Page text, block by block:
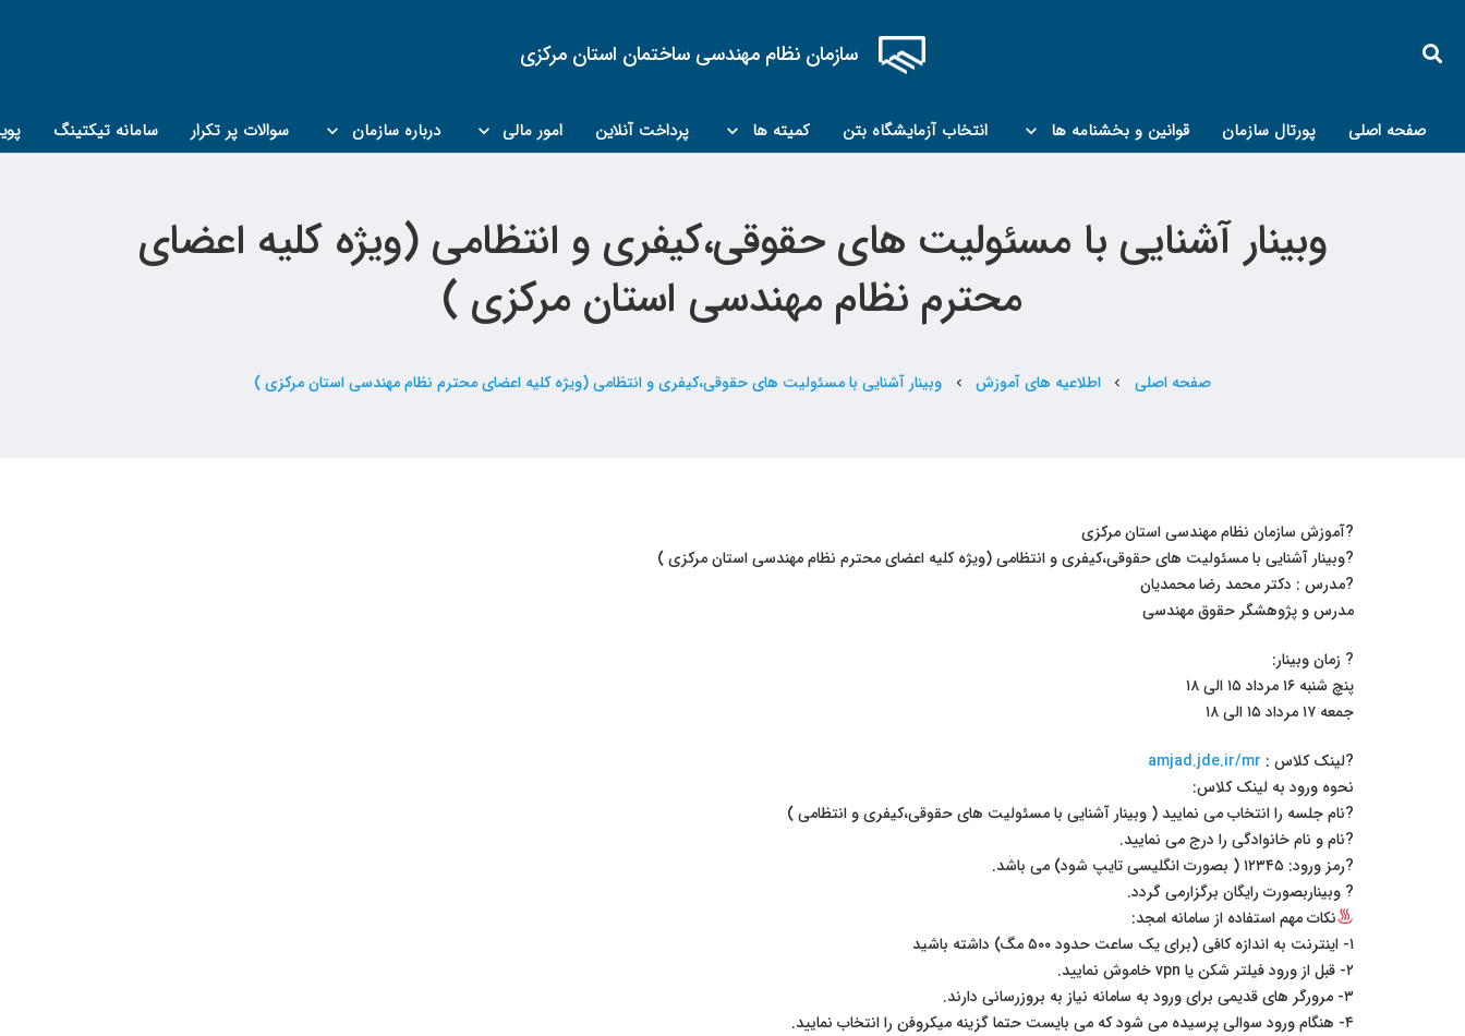
سازمان نظام مهندسی ساختمان استان مرکزی
صفحه اصلی پورتال سازمان قوانین و بخشنامه ها انتخاب آزمایشگاه بتن کمیته ها پرداخت آنلاین امور مالی درباره سازمان سوالات پر تکرار سامانه تیکتینگ
وبینار آشنایی با مسئولیت های حقوقی،کیفری و انتظامی (ویژه کلیه اعضای
محترم نظام مهندسی استان مرکزی )
صفحه اصلی chevron_left اطلاعیه های آموزش chevron_left وبینار آشنایی با مسئولیت های حقوقی،کیفری و انتظامی (ویژه کلیه اعضای محترم نظام مهندسی استان مرکزی )
?آموزش سازمان نظام مهندسی استان مرکزی
?وبینار آشنایی با مسئولیت های حقوقی،کیفری و انتظامی (ویژه کلیه اعضای محترم نظام مهندسی استان مرکزی )
?مدرس : دکتر محمد رضا محمدیان
مدرس و پژوهشگر حقوق مهندسی
? زمان وبینار:
پنچ شنبه ۱۶ مرداد ۱۵ الی ۱۸
جمعه ۱۷ مرداد ۱۵ الی ۱۸
?لینک کلاس : amjad.jde.ir/mr
نحوه ورود به لینک کلاس:
?نام جلسه را انتخاب می نمایید ( وبینار آشنایی با مسئولیت های حقوقی،کیفری و انتظامی )
?نام و نام خانوادگی را درج می نمایید.
?رمز ورود: ۱۲۳۴۵ ( بصورت انگلیسی تایپ شود) می باشد.
? وبیناربصورت رایگان برگزارمی گردد.
نکات مهم استفاده از سامانه امجد:
۱- اینترنت به اندازه کافی (برای یک ساعت حدود ۵۰۰ مگ) داشته باشید
۲- قبل از ورود فیلتر شکن یا vpn خاموش نمایید.
۳- مرورگر های قدیمی برای ورود به سامانه نیاز به بروزرسانی دارند.
۴- هنگام ورود سوالی پرسیده می شود که می بایست حتما گزینه میکروفن را انتخاب نمایید.